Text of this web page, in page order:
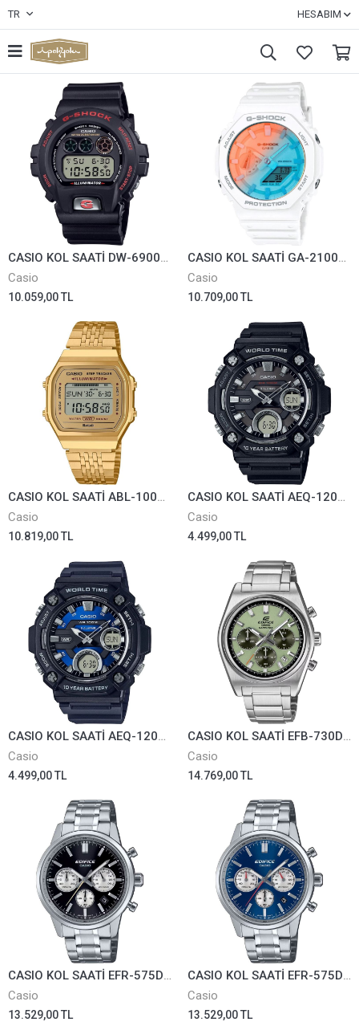
TR HESABIM
CASIO KOL SAATİ DW-6900TR-1DR
Casio
10.059,00 TL
CASIO KOL SAATİ GA-2100TL-7ADR
Casio
10.709,00 TL
CASIO KOL SAATİ ABL-100WEG-9ADF
Casio
10.819,00 TL
CASIO KOL SAATİ AEQ-120W-1AVDF
Casio
4.499,00 TL
CASIO KOL SAATİ AEQ-120W-2AVDF
Casio
4.499,00 TL
CASIO KOL SAATİ EFB-730D-3AVUDF
Casio
14.769,00 TL
CASIO KOL SAATİ EFR-575D-1ADF
Casio
13.529,00 TL
CASIO KOL SAATİ EFR-575D-2ADF
Casio
13.529,00 TL